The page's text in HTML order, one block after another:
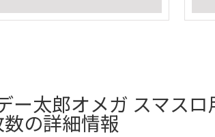
ー太郎オメガ スマス
の詳細情報